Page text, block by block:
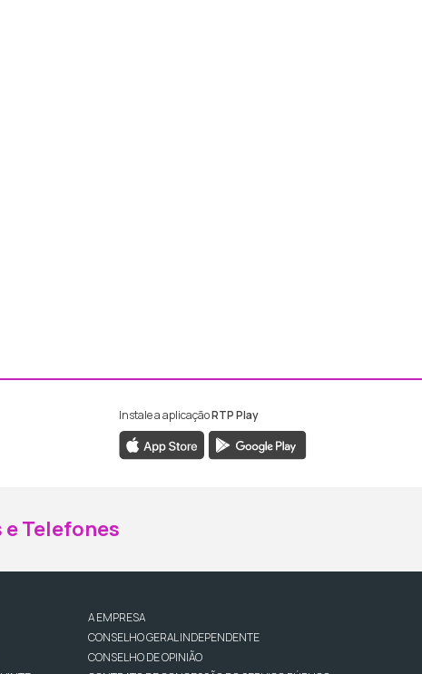
da RTP Madeira
da RTP Madeira
Instale a aplicaçãoRTP Play
e Telefones
A EMPRESA
CONSELHO GERAL INDEPENDENTE
CONSELHO DE OPINIÃO